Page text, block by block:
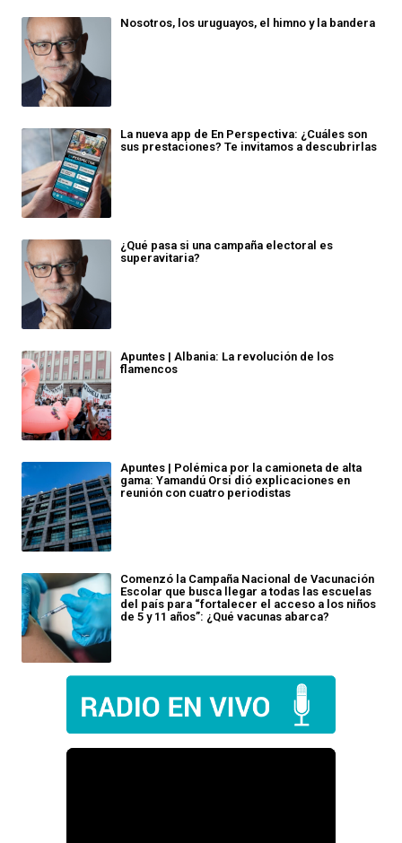
Nosotros, los uruguayos, el himno y la bandera
La nueva app de En Perspectiva: ¿Cuáles son
sus prestaciones? Te invitamos a descubrirlas
¿Qué pasa si una campaña electoral es
superavitaria?
Apuntes | Albania: La revolución de los
flamencos
Apuntes | Polémica por la camioneta de alta
gama: Yamandú Orsi dió explicaciones en
reunión con cuatro periodistas
Comenzó la Campaña Nacional de Vacunación
Escolar que busca llegar a todas las escuelas
del país para “fortalecer el acceso a los niños
de 5 y 11 años”: ¿Qué vacunas abarca?